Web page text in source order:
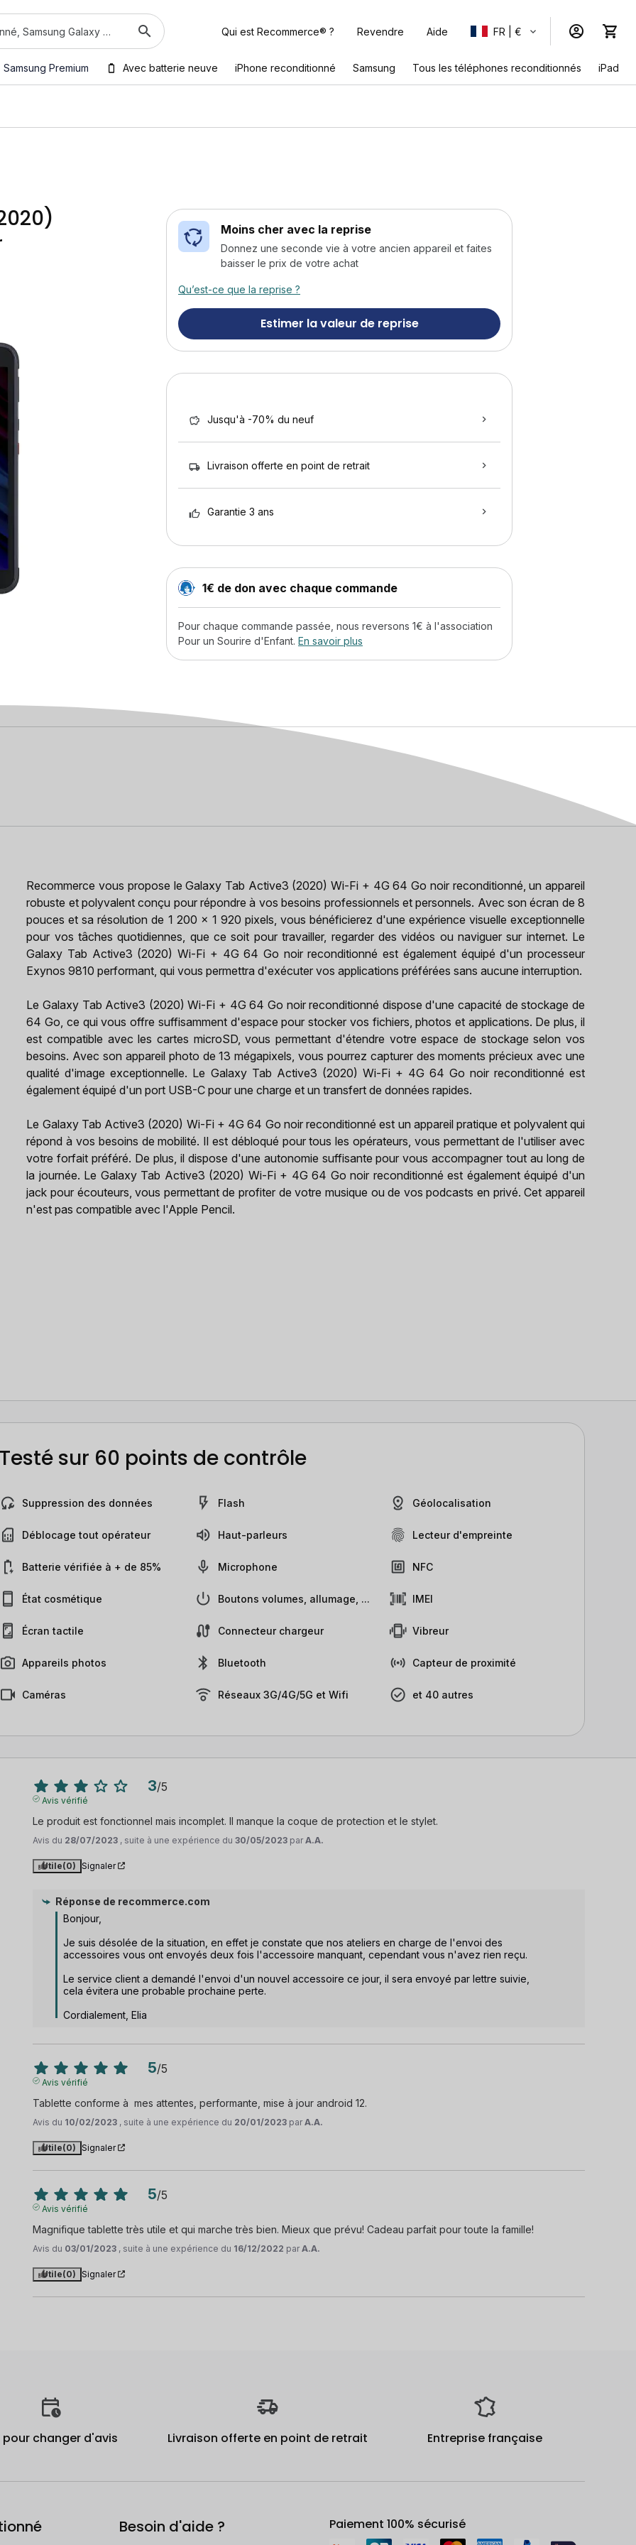
Qui est Recommerce® ? Revendre Aide FR | €
Samsung Premium Avec batterie neuve iPhone reconditionné Samsung Tous les téléphones reconditionnés iPad
Moins cher avec la reprise
Donnez une seconde vie à votre ancien appareil et faites
baisser le prix de votre achat
Qu’est-ce que la reprise ?
Estimer la valeur de reprise
Jusqu'à -70% du neuf
Livraison offerte en point de retrait
Garantie 3 ans
1€ de don avec chaque commande
Pour chaque commande passée, nous reversons 1€ à l'association
Pour un Sourire d'Enfant. En savoir plus
Recommerce vous propose le Galaxy Tab Active3 (2020) Wi-Fi + 4G 64 Go noir reconditionné, un appareil
robuste et polyvalent conçu pour répondre à vos besoins professionnels et personnels. Avec son écran de 8
pouces et sa résolution de 1 200 x 1 920 pixels, vous bénéficierez d'une expérience visuelle exceptionnelle
pour vos tâches quotidiennes, que ce soit pour travailler, regarder des vidéos ou naviguer sur internet. Le
Galaxy Tab Active3 (2020) Wi-Fi + 4G 64 Go noir reconditionné est également équipé d'un processeur
Exynos 9810 performant, qui vous permettra d'exécuter vos applications préférées sans aucune interruption.
Le Galaxy Tab Active3 (2020) Wi-Fi + 4G 64 Go noir reconditionné dispose d'une capacité de stockage de
64 Go, ce qui vous offre suffisamment d'espace pour stocker vos fichiers, photos et applications. De plus, il
est compatible avec les cartes microSD, vous permettant d'étendre votre espace de stockage selon vos
besoins. Avec son appareil photo de 13 mégapixels, vous pourrez capturer des moments précieux avec une
qualité d'image exceptionnelle. Le Galaxy Tab Active3 (2020) Wi-Fi + 4G 64 Go noir reconditionné est
également équipé d'un port USB-C pour une charge et un transfert de données rapides.
Le Galaxy Tab Active3 (2020) Wi-Fi + 4G 64 Go noir reconditionné est un appareil pratique et polyvalent qui
répond à vos besoins de mobilité. Il est débloqué pour tous les opérateurs, vous permettant de l'utiliser avec
votre forfait préféré. De plus, il dispose d'une autonomie suffisante pour vous accompagner tout au long de
la journée. Le Galaxy Tab Active3 (2020) Wi-Fi + 4G 64 Go noir reconditionné est également équipé d'un
jack pour écouteurs, vous permettant de profiter de votre musique ou de vos podcasts en privé. Cet appareil
n'est pas compatible avec l'Apple Pencil.
Testé sur 60 points de contrôle
Suppression des données
Déblocage tout opérateur
Batterie vérifiée à + de 85%
État cosmétique
Écran tactile
Appareils photos
Caméras
Flash
Haut-parleurs
Microphone
Boutons volumes, allumage, ...
Connecteur chargeur
Bluetooth
Réseaux 3G/4G/5G et Wifi
Géolocalisation
Lecteur d'empreinte
NFC
IMEI
Vibreur
Capteur de proximité
et 40 autres
3/5
Avis vérifié
Le produit est fonctionnel mais incomplet. Il manque la coque de protection et le stylet.
Avis du 28/07/2023 , suite à une expérience du30/05/2023 parA.A.
Utile(0) Signaler
Réponse de recommerce.com
Bonjour,
Je suis désolée de la situation, en effet je constate que nos ateliers en charge de l'envoi des
accessoires vous ont envoyés deux fois l'accessoire manquant, cependant vous n'avez rien reçu.
Le service client a demandé l'envoi d'un nouvel accessoire ce jour, il sera envoyé par lettre suivie,
cela évitera une probable prochaine perte.
Cordialement, Elia
5/5
Avis vérifié
Tablette conforme à  mes attentes, performante, mise à jour android 12.
Avis du 10/02/2023 , suite à une expérience du 20/01/2023 parA.A.
Utile(0) Signaler
5/5
Avis vérifié
Magnifique tablette très utile et qui marche très bien. Mieux que prévu! Cadeau parfait pour toute la famille!
Avis du 03/01/2023 , suite à une expérience du 16/12/2022 parA.A.
Utile(0) Signaler
pour changer d'avis Livraison offerte en point de retrait Entreprise française
Besoin d'aide ? Paiement 100% sécurisé